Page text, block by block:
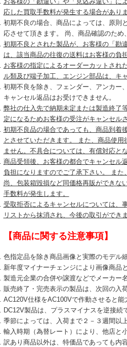
応した買取手数料が発生する場合があり
初期不良の場合、商品によっては、原則
応させて頂きます。 尚、商品確認のた
初期不良とされた製品が、お客様の「勘
は、該当商品の往復の送料はお客様の負
お客様の指定によるオーダーカットされ
ル類及び端子加工、エンジン部品は、キ
初期不良を除き、フェンダー、アンカー
キャンセル返品はお受けできません。
弊社の仕入先で納期未定または製造終了
定になるためお客様の受注がキャンセル
初期不良品の場合であっても、商品到着
とさせていただきます。 また、商品使
ません。不具合については、有償対応と
商品受領後、お客様の都合でキャンセル
負担になりますのでご了承下さい。 ま
尚、包装箱毀損など同価格再販ができな
手数料が発生します。
受取拒否によるキャンセルについては、
リストから抹消され、今後の取引ができ
【商品に関する注意事項】
色指定品を除き商品画像と実際のモデル
新年度マイナーチェンジにより画像商品
製造元企業の合併や譲渡などでメーカー
販売終了・完売表示の製品は、次回の入
AC120V仕様をAC100Vで作動させると
DC12V製品は、プラスマイナスを逆接
季節によっては、入荷まで２－３週間以
輸入時期（為替レート）により、他店と
訳あり商品以外は、特価品であっても内